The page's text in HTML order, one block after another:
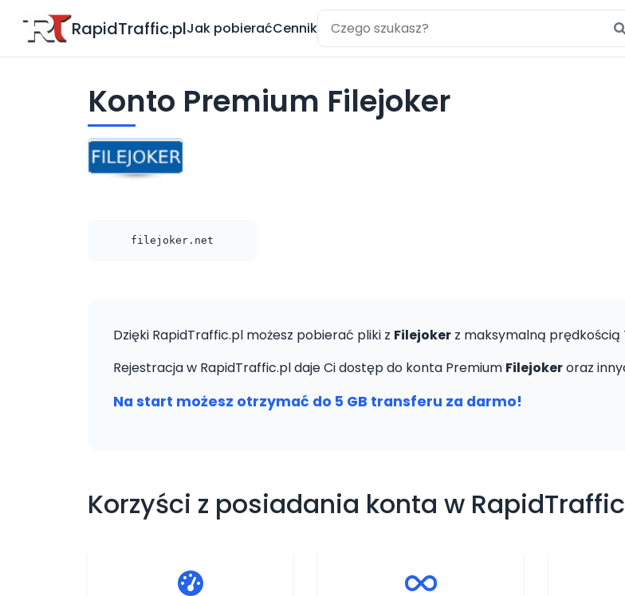
RapidTraffic.plJak pobieraćCennik
Konto Premium Filejoker
filejoker.net
Dzięki RapidTraffic.pl możesz pobierać pliki z Filejoker z maksymalną prędkością
Rejestracja w RapidTraffic.pl daje Ci dostęp do konta Premium Filejokeroraz
Na start możesz otrzymać do 5 GB transferu za darmo!
Korzyści z posiadania konta w